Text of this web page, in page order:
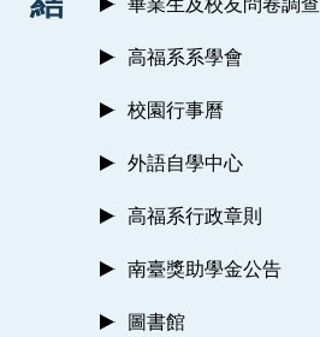
高福系系學會
校園行事曆
外語自學中心
高福系行政章則
南臺獎助學金公告
圖書館